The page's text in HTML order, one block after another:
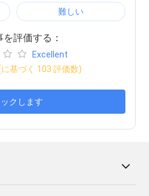
難しい
を評価する：
Excellent
基づく 103 評価数)
クします